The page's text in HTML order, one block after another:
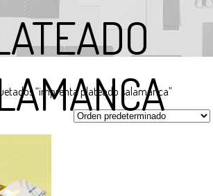
“imprenta plateado salamanca”